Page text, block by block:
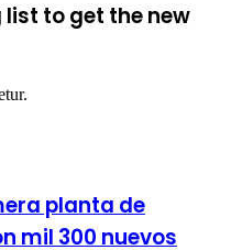
to get the new
planta de
mil 300 nuevos